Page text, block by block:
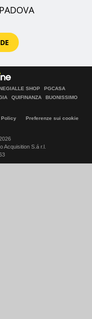
PADOVA
SHOP
PGCASA
QUIFINANZA
BUONISSIMO
Policy
Preferenze sui cookie
Acquisition S.á r.l.